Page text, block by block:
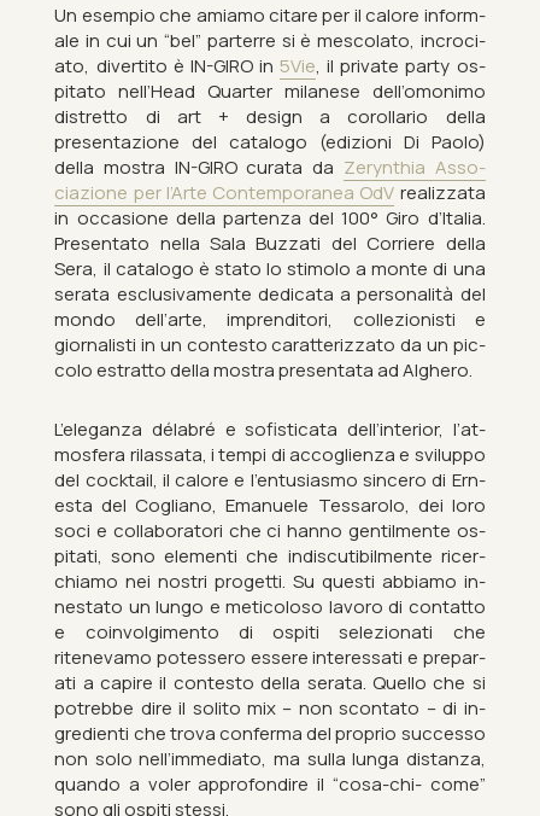
Un es­em­pio che amiamo citare per il calore in­for­m­
ale in cui un “bel” par­terre si è mescol­ato, in­cro­ci­
ato, di­ver­tito è IN-GIRO in5Vie, il private party os­
pitato nell’Head Quarter mil­anese dell’omon­imo
dis­tretto di art + design a co­rol­lario della
presentazione del cata­logo (ed­iz­ioni Di Paolo)
della mostra IN-GIRO curata da Zeryn­thia As­so­
ciazione per l’Arte Con­tem­por­anea OdV realizzata
in oc­ca­sione della partenza del 100° Giro d’Italia.
Presentato nella Sala Buzzati del Cor­ri­ere della
Sera, il cata­logo è stato lo stimolo a monte di una
serata es­clu­siva­mente ded­icata a per­son­alità del
mondo dell’arte, im­pren­d­itori, collezion­isti e
giornal­isti in un con­testo car­at­ter­izzato da un pic­
colo es­tratto della mostra presentata ad Alghero.
L’el­eg­anza délabré e sofist­icata dell’in­terior, l’at­
mos­fera ri­las­sata, i tempi di ac­cogli­enza e svi­luppo
del cock­tail, il calore e l’entusi­asmo sin­cero di Ern­
esta del Cogli­ano, Emanuele Tes­sar­olo, dei loro
soci e col­lab­or­atori che ci hanno gen­til­mente os­
pit­ati, sono ele­menti che in­dis­cut­ib­il­mente ricer­
chiamo nei nos­tri pro­getti. Su questi ab­biamo in­
nestato un lungo e metico­loso la­voro di con­t­atto
e coin­vol­gi­mento di os­piti selezionati che
ritenevamo potessero es­sere in­teressati e pre­par­
ati a ca­pire il con­testo della serata. Quello che si
po­trebbe dire il solito mix – non scon­tato – di in­
gredi­enti che trova con­ferma del proprio suc­cesso
non solo nell’im­me­di­ato, ma sulla lunga dis­tanza,
quando a voler ap­pro­fon­dire il “cosa-chi- come”
sono gli os­piti stessi.